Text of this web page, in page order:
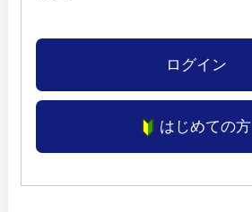
ログイン
はじめての方